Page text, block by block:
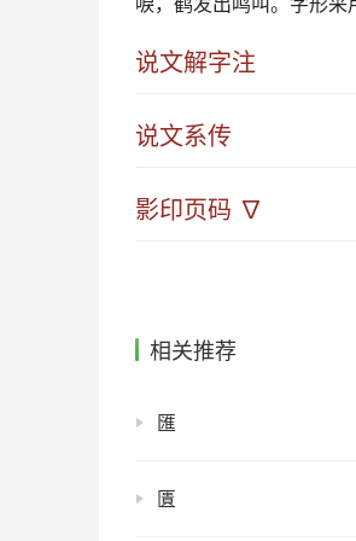
说文解字注
说文系传
影印页码 ∇
相关推荐
匯
匱